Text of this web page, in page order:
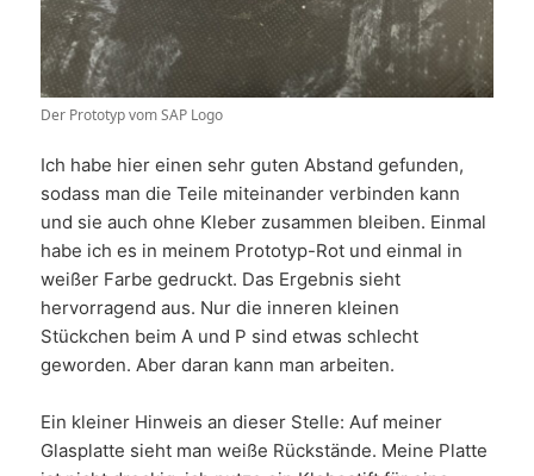
Der Prototyp vom SAP Logo
Ich habe hier einen sehr guten Abstand gefunden,
sodass man die Teile miteinander verbinden kann
und sie auch ohne Kleber zusammen bleiben. Einmal
habe ich es in meinem Prototyp-Rot und einmal in
weißer Farbe gedruckt. Das Ergebnis sieht
hervorragend aus. Nur die inneren kleinen
Stückchen beim A und P sind etwas schlecht
geworden. Aber daran kann man arbeiten.
Ein kleiner Hinweis an dieser Stelle: Auf meiner
Glasplatte sieht man weiße Rückstände. Meine Platte